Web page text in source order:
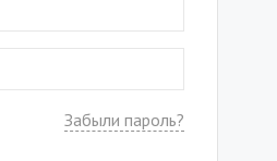
Забыли пароль?